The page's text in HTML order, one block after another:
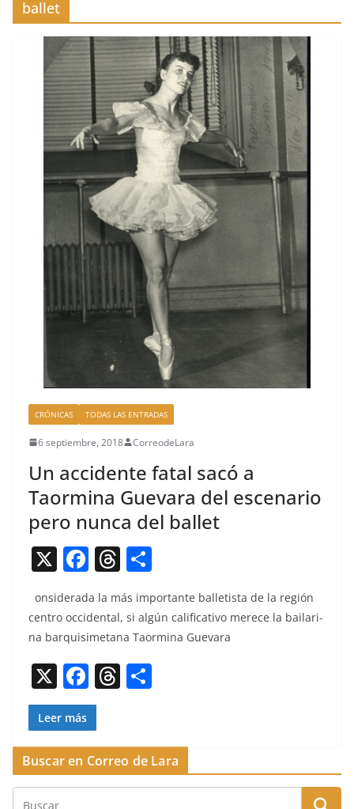
ballet
CRÓNICAS TODAS LAS ENTRADAS
6 septiembre, 2018 CorreodeLara
Un accidente fatal sacó a
Taormina Guevara del escenario
pero nunca del ballet
X F
a
c
e
b
o
o
k
T
h
re
a
d
s
m
p
onsid­er­a­da la más impor­tante bal­letista de la región
cen­tro occi­den­tal, si algún cal­i­fica­ti­vo merece la baila­r­i­
na bar­quisimetana Taormi­na Guevara
X F
a
c
e
b
T
h
a
d
p
ar
Leer más
Buscar en Correo de Lara